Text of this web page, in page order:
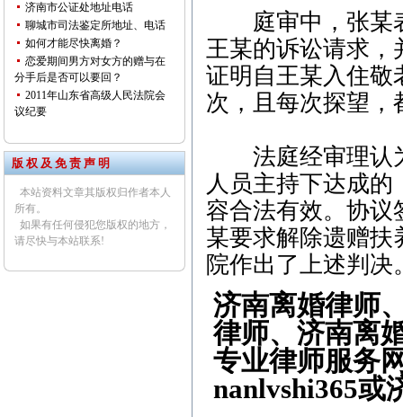
济南市公证处地址电话
聊城市司法鉴定所地址、电话
如何才能尽快离婚？
恋爱期间男方对女方的赠与在
分手后是否可以要回？
2011年山东省高级人民法院会
议纪要
版 权 及 免 责 声 明
本站资料文章其版权归作者本人
所有。
如果有任何侵犯您版权的地方，
请尽快与本站联系!
庭审中，张某表
王某的诉讼请求，
证明自王某入住敬
次，且每次探望，
法庭经审理认为
人员主持下达成
容合法有效。协议
某要求解除遗赠扶
院作出了上述判决
济南离婚律师
律师、济南离
专业律师服务
nanlvshi365或